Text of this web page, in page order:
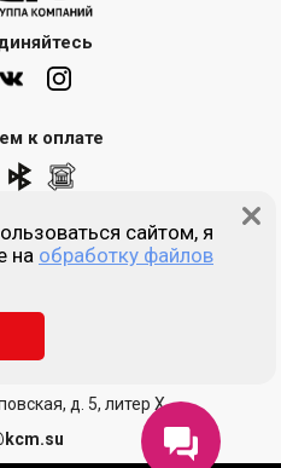
к оплате
00-77
- 18:00
д. 5, литер Х
сайтом, я
на обработку файлов